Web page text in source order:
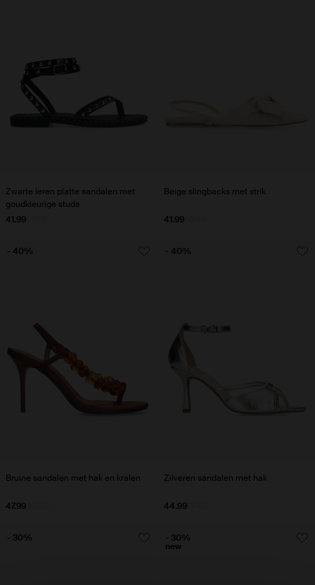
Zwarte leren platte sandalen met
goudkleurige studs
41.99
Beige slingbacks met strik
41.99
Bruine sandalen met hak en kralen
47.99
- 40%
Zilveren sandalen met hak
44.99
- 40%
- 30% - 30%
new